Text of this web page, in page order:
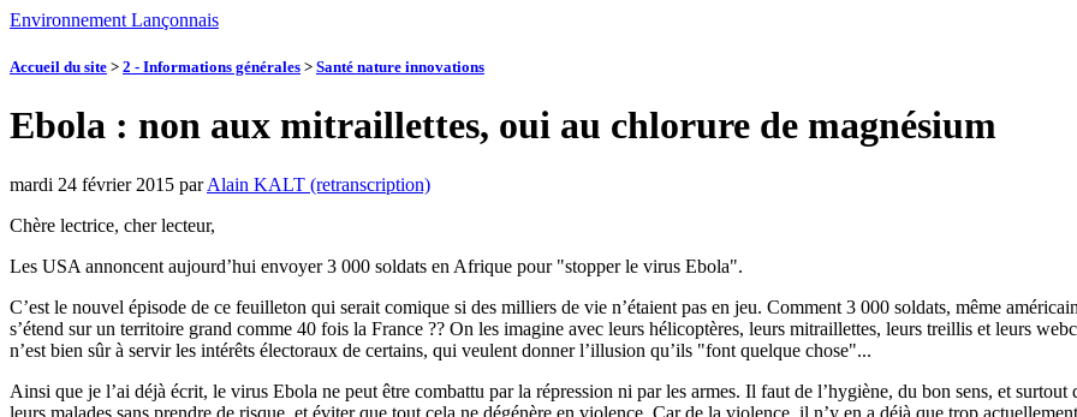
Environnement Lançonnais
Accueil du site > 2 - Informations générales > Santé nature innovations
Ebola : non aux mitraillettes, oui au chlorure de magnésium
mardi 24 février 2015 parAlain KALT (retranscription)
Chère lectrice, cher lecteur,
Les USA annoncent aujourd’hui envoyer 3 000 soldats en Afrique pour "stopper le virus Ebola".
C’est le nouvel épisode de ce feuilleton qui serait comique si des milliers de vie n’étaient pas en jeu. Comment 3 000 soldats, même
s’étend sur un territoire grand comme 40 fois la France ?? On les imagine avec leurs hélicoptères, leurs mitraillettes, leurs treillis et leurs
n’est bien sûr à servir les intérêts électoraux de certains, qui veulent donner l’illusion qu’ils "font quelque chose"...
Ainsi que je l’ai déjà écrit, le virus Ebola ne peut être combattu par la répression ni par les armes. Il faut de l’hygiène, du bon sens, et
leurs malades sans prendre de risque, et éviter que tout cela ne dégénère en violence. Car de la violence, il n’y en a déjà que trop